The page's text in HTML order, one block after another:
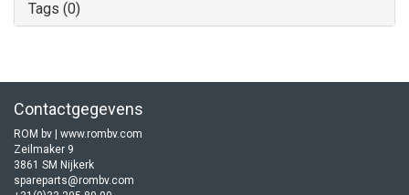
Tags (0)
Contactgegevens
ROM bv | www.rombv.com
Zeilmaker 9
3861 SM Nijkerk
spareparts@rombv.com